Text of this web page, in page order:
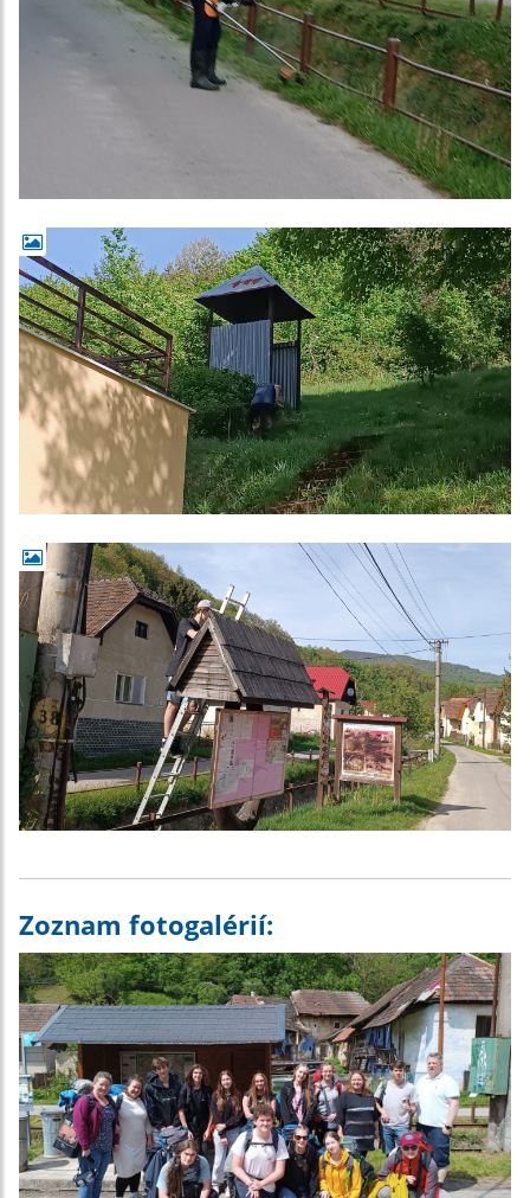
Zoznam fotogalérií: